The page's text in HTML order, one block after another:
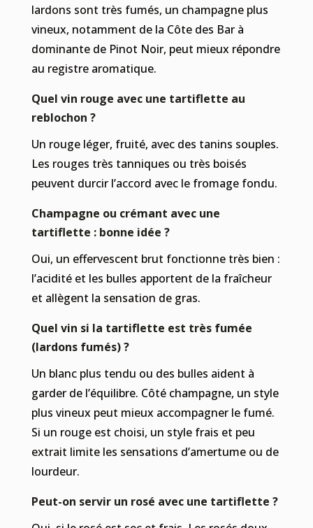
lardons sont très fumés, un champagne plus
vineux, notamment de la Côte des Bar à
dominante de Pinot Noir, peut mieux répondre
au registre aromatique.
Quel vin rouge avec une tartiflette au
reblochon ?
Un rouge léger, fruité, avec des tanins souples.
Les rouges très tanniques ou très boisés
peuvent durcir l’accord avec le fromage fondu.
Champagne ou crémant avec une
tartiflette : bonne idée ?
Oui, un effervescent brut fonctionne très bien :
l’acidité et les bulles apportent de la fraîcheur
et allègent la sensation de gras.
Quel vin si la tartiflette est très fumée
(lardons fumés) ?
Un blanc plus tendu ou des bulles aident à
garder de l’équilibre. Côté champagne, un style
plus vineux peut mieux accompagner le fumé.
Si un rouge est choisi, un style frais et peu
extrait limite les sensations d’amertume ou de
lourdeur.
Peut-on servir un rosé avec une tartiflette ?